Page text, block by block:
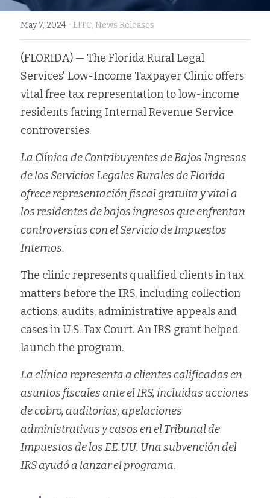
Fort Myers
Lakeland
Port Charlotte
Stuart
Treasure Coast
West Palm Beach
Family Law/Domestic Violence
Service Update: Tax Clinic
Farmworkers
Housing Law
Information Center
May 7, 2024 · LITC, News Releases
(FLORIDA) — The Florida Rural Legal
Services' Low-Income Taxpayer Clinic offers
vital free tax representation to low-income
residents facing Internal Revenue Service
controversies.
La Clínica de Contribuyentes de Bajos Ingresos
de los Servicios Legales Rurales de Florida
ofrece representación fiscal gratuita y vital a
los residentes de bajos ingresos que enfrentan
controversias con el Servicio de Impuestos
Internos.
The clinic represents qualified clients in tax
matters before the IRS, including collection
actions, audits, administrative appeals and
cases in U.S. Tax Court. An IRS grant helped
launch the program.
La clínica representa a clientes calificados en
asuntos fiscales ante el IRS, incluidas acciones
de cobro, auditorías, apelaciones
administrativas y casos en el Tribunal de
Impuestos de los EE.UU. Una subvención del
IRS ayudó a lanzar el programa.